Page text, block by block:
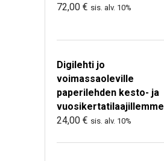
72,00 € sis. alv. 10%
Digilehti jo
voimassaoleville
paperilehden kesto- ja
vuosikertatilaajillemme
24,00 € sis. alv. 10%